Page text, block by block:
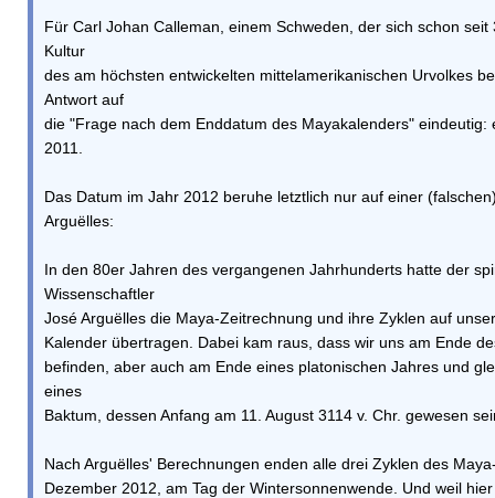
Für Carl Johan Calleman, einem Schweden, der sich schon
Kultur
des am höchsten entwickelten mittelamerikanischen Urvolkes
Antwort auf
die "Frage nach dem Enddatum des Mayakalenders" eindeutig:
2011.
Das Datum im Jahr 2012 beruhe letztlich nur auf einer
Arguëlles:
In den 80er Jahren des vergangenen Jahrhunderts hatte der
Wissenschaftler
José Arguëlles die Maya-Zeitrechnung und ihre Zyklen auf
Kalender übertragen. Dabei kam raus, dass wir uns am Ende
befinden, aber auch am Ende eines platonischen Jahres und
eines
Baktum, dessen Anfang am 11. August 3114 v. Chr. gewesen
Nach Arguëlles' Berechnungen enden alle drei Zyklen des
Dezember 2012, am Tag der Wintersonnenwende. Und weil